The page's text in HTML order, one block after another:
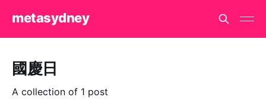
metasydney
國慶日
A collection of 1 post